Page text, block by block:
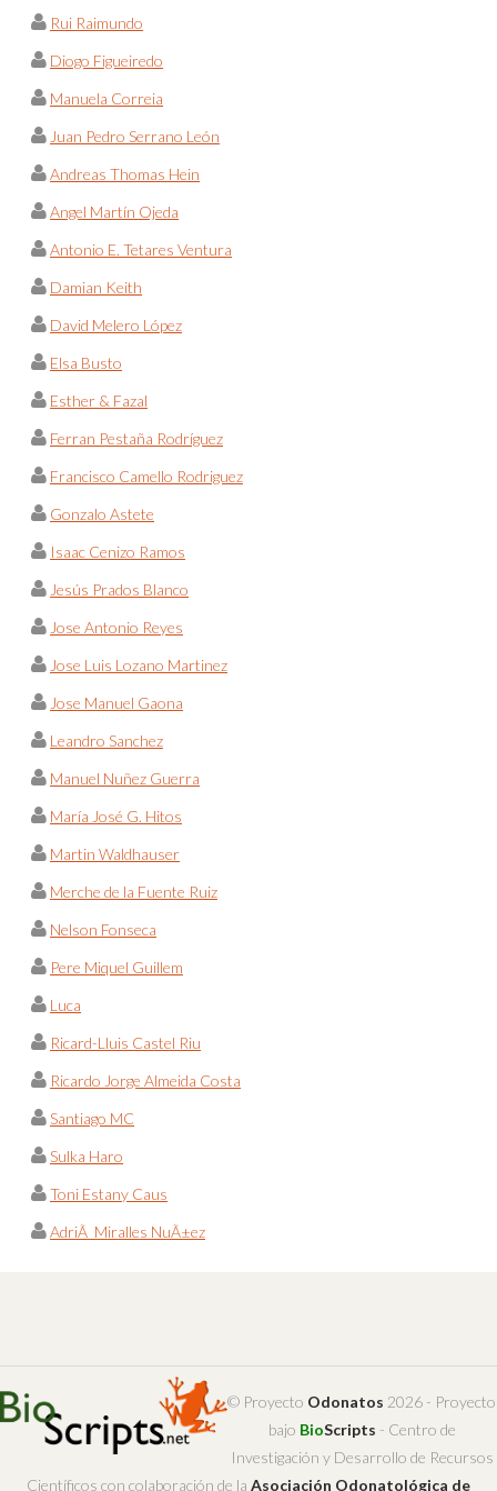
Rui Raimundo
Diogo Figueiredo
Manuela Correia
Juan Pedro Serrano León
Andreas Thomas Hein
Angel Martín Ojeda
Antonio E. Tetares Ventura
Damian Keith
David Melero López
Elsa Busto
Esther & Fazal
Ferran Pestaña Rodríguez
Francisco Camello Rodriguez
Gonzalo Astete
Isaac Cenizo Ramos
Jesús Prados Blanco
Jose Antonio Reyes
Jose Luis Lozano Martinez
Jose Manuel Gaona
Leandro Sanchez
Manuel Nuñez Guerra
María José G. Hitos
Martin Waldhauser
Merche de la Fuente Ruiz
Nelson Fonseca
Pere Miquel Guillem
Luca
Ricard-Lluis Castel Riu
Ricardo Jorge Almeida Costa
Santiago MC
Sulka Haro
Toni Estany Caus
AdriÃ Miralles NuÃ±ez
© Proyecto Odonatos 2026 - Proyecto
bajo BioScripts - Centro de
Investigación y Desarrollo de Recursos
Científicos con colaboración de la Asociación Odonatológica de